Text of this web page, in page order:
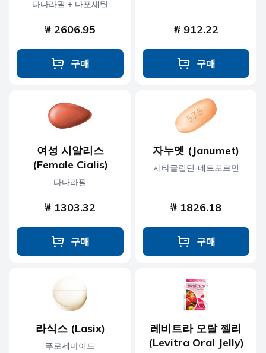
타다라필 + 다포세틴
₩ 2606.95
구매
₩ 912.22
구매
여성 시알리스
(Female Cialis)
타다라필
₩ 1303.32
구매
자누멧 (Janumet)
시타글립틴-메트포르민
₩ 1826.18
구매
라식스 (Lasix)
푸로세마이드
레비트라 오랄 젤리
(Levitra Oral Jelly)